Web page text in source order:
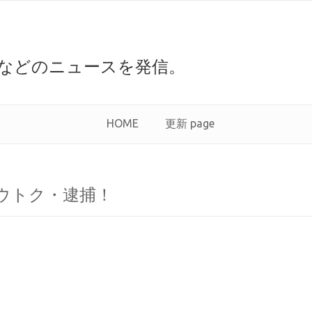
どのニュースを発信。
HOME 更新 page
ク・逮捕！